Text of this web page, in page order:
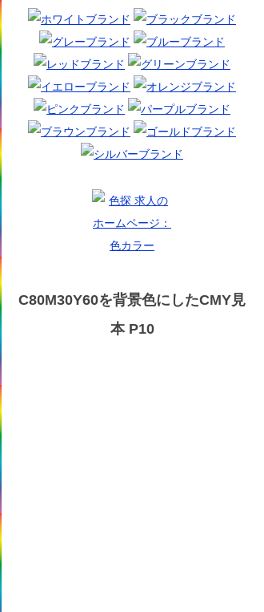
C80M30Y60を背景色にしたCMY見
本 P10